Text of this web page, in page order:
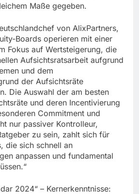
Maße gegeben.
von AlixPartners,
Boards operieren mit einer
Fokus auf Wertsteigerung, die
Aufsichtsratsarbeit aufgrund
und dem
der Aufsichtsräte
Die Auswahl der am besten
und deren Incentivierung
Commitment und
nur passiver Kontrolleur,
zu sein, zahlt sich für
die sich schnell an
anpassen und fundamental
2024“ – Kernerkenntnisse: